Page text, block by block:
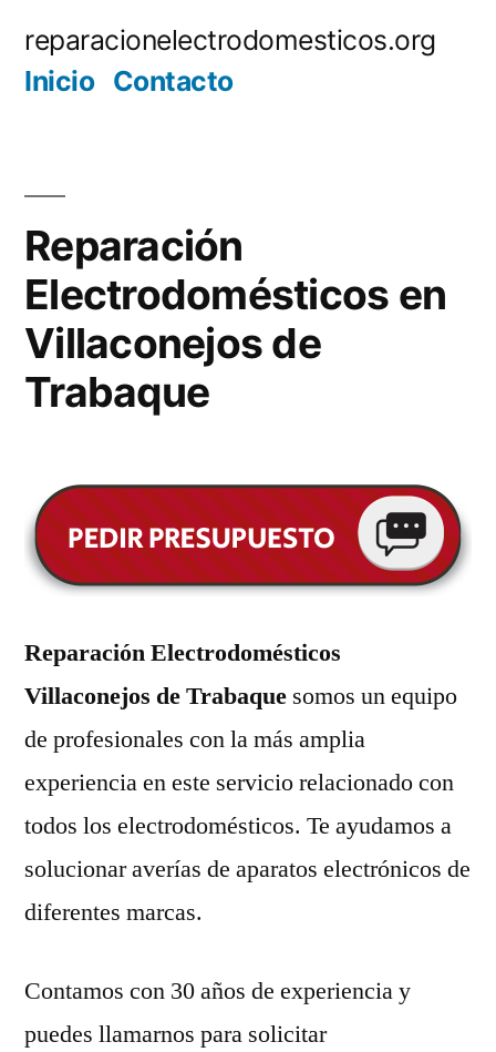
reparacionelectrodomesticos.org
Inicio Contacto
Reparación
Electrodomésticos en
Villaconejos de
Trabaque
Reparación Electrodomésticos
Villaconejos de Trabaque somos un equipo
de profesionales con la más amplia
experiencia en este servicio relacionado con
todos los electrodomésticos. Te ayudamos a
solucionar averías de aparatos electrónicos de
diferentes marcas.
Contamos con 30 años de experiencia y
puedes llamarnos para solicitar